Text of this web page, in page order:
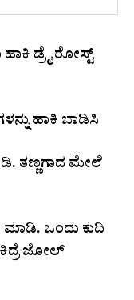
ಡ್ರೈ ರೋಸ್ಟ್‌
ಹಾಕಿ ಬಾಡಿಸಿ
ತಣ್ಣಗಾದ ಮೇಲೆ
ಒಂದು ಕುದಿ
ಜೋಲ್‌